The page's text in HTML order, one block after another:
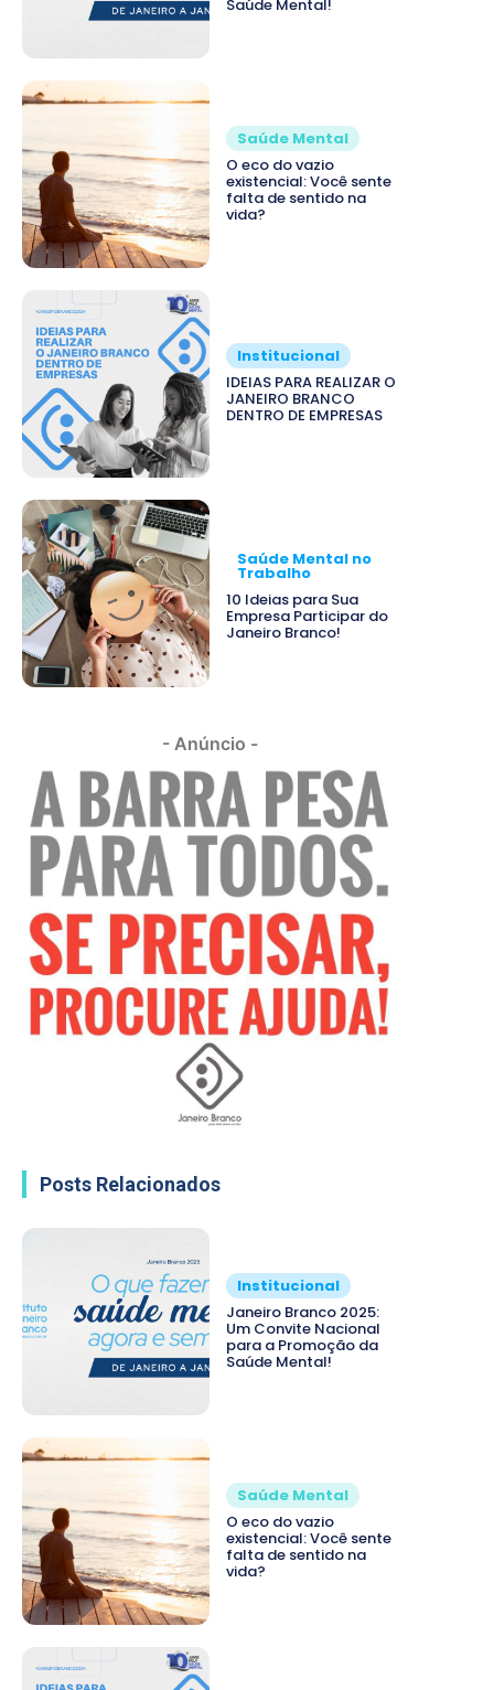
Saúde Mental!
Saúde Mental
O eco do vazio
existencial: Você sente
falta de sentido na
vida?
Institucional
IDEIAS PARA REALIZAR O
JANEIRO BRANCO
DENTRO DE EMPRESAS
Saúde Mental no
Trabalho
10 Ideias para Sua
Empresa Participar do
Janeiro Branco!
- Anúncio -
Posts Relacionados
Institucional
Janeiro Branco 2025:
Um Convite Nacional
para a Promoção da
Saúde Mental!
Saúde Mental
O eco do vazio
existencial: Você sente
falta de sentido na
vida?